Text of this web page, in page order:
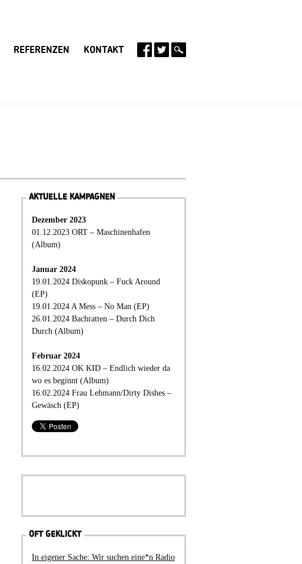
REFERENZEN KONTAKT
AKTUELLE KAMPAGNEN
Dezember 2023
01.12.2023 ORT – Maschinenhafen
(Album)
Januar 2024
19.01.2024 Diskopunk – Fuck Around
(EP)
19.01.2024 A Mess – No Man (EP)
26.01.2024 Bachratten – Durch Dich
Durch (Album)
Februar 2024
16.02.2024 OK KID – Endlich wieder da
wo es beginnt (Album)
16.02.2024 Frau Lehmann/Dirty Dishes –
Gewäsch (EP)
OFT GEKLICKT
In eigener Sache: Wir suchen eine*n Radio